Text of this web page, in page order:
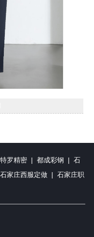
罗精密| 都成彩钢 | 石
石家庄西服定做| 石家庄职